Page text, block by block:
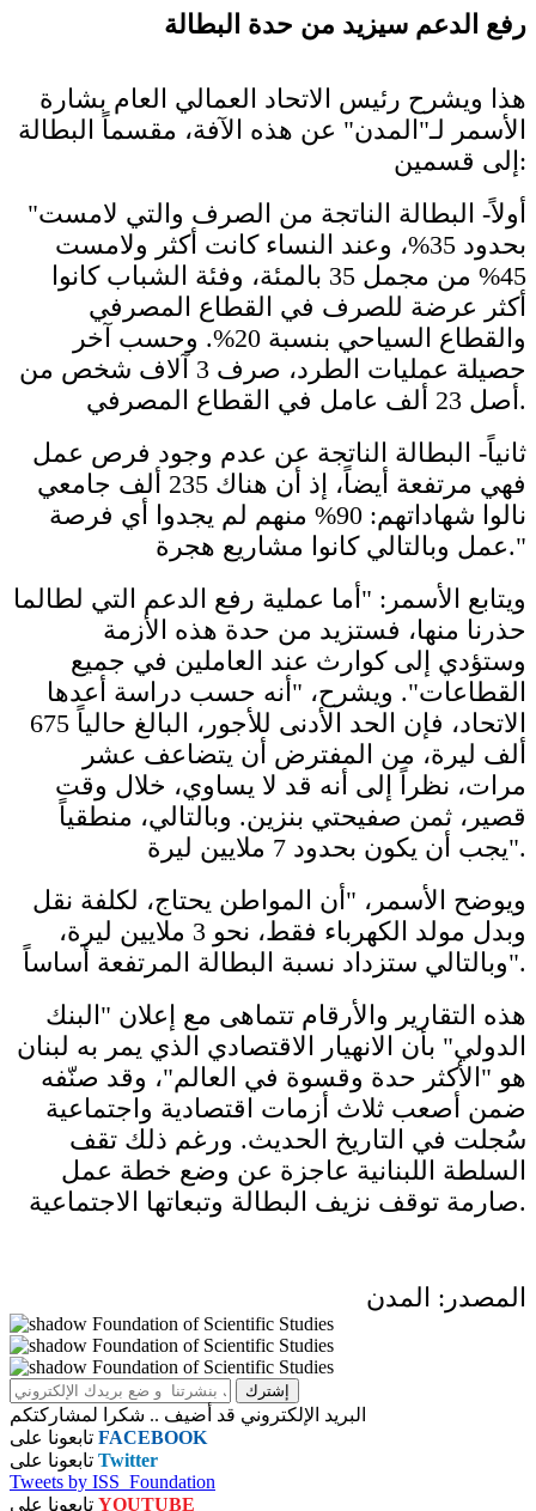
رفع الدعم سيزيد من حدة البطالة
هذا ويشرح رئيس الاتحاد العمالي العام بشارة
الأسمر لـ"المدن" عن هذه الآفة، مقسماً البطالة
إلى قسمين:
"أولاً- البطالة الناتجة من الصرف والتي لامست
بحدود 35%،؜ وعند النساء كانت أكثر ولامست
45% من مجمل 35 بالمئة؜، وفئة الشباب كانوا
أكثر عرضة للصرف في القطاع المصرفي
والقطاع السياحي بنسبة 20%. وحسب آخر
حصيلة عمليات الطرد، صرف 3 آلاف شخص من
أصل 23 ألف عامل في القطاع المصرفي.
ثانياً- البطالة الناتجة عن عدم وجود فرص عمل
فهي مرتفعة أيضاً، إذ أن هناك 235 ألف جامعي
نالوا شهاداتهم: 90% منهم لم يجدوا أي فرصة
عمل وبالتالي كانوا مشاريع هجرة."
ويتابع الأسمر: "أما عملية رفع الدعم التي لطالما
حذرنا منها، فستزيد من حدة هذه الأزمة
وستؤدي إلى كوارث عند العاملين في جميع
القطاعات". ويشرح، "أنه حسب دراسة أعدها
الاتحاد، فإن الحد الأدنى للأجور، البالغ حالياً 675
ألف ليرة، من المفترض أن يتضاعف عشر
مرات، نظراً إلى أنه قد لا يساوي، خلال وقت
قصير، ثمن صفيحتي بنزين. وبالتالي، منطقياً
يجب أن يكون بحدود 7 ملايين ليرة".
ويوضح الأسمر، "أن المواطن يحتاج، لكلفة نقل
وبدل مولد الكهرباء فقط، نحو 3 ملايين ليرة،
وبالتالي ستزداد نسبة البطالة المرتفعة أساساً".
هذه التقارير والأرقام تتماهى مع إعلان "البنك
الدولي" بأن الانهيار الاقتصادي الذي يمر به لبنان
هو "الأكثر حدة وقسوة في العالم"، وقد صنّفه
ضمن أصعب ثلاث أزمات اقتصادية واجتماعية
سُجلت في التاريخ الحديث. ورغم ذلك تقف
السلطة اللبنانية عاجزة عن وضع خطة عمل
صارمة توقف نزيف البطالة وتبعاتها الاجتماعية.
المصدر: المدن
البريد الإلكتروني قد أضيف .. شكرا لمشاركتكم
FACEBOOK
Twitter
Tweets by ISS_Foundation
YOUTUBE